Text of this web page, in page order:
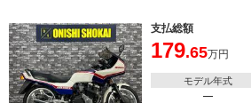
支払総額
179.65万円
モデル年式
―